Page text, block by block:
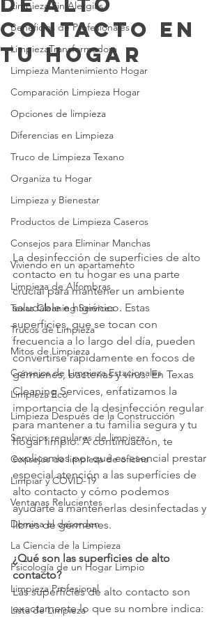
Limpieza Sin Alergias
Beneficios de Profesionales
LimpiezaTransformadora
Limpieza Mantenimiento Hogar
Comparación Limpieza Hogar
Opciones de limpieza
Diferencias en Limpieza
Truco de Limpieza Texano
Organiza tu Hogar
Limpieza y Bienestar
Productos de Limpieza Caseros
Consejos para Eliminar Manchas
Viviendo en un apartamento
Limpieza de Alfombras
Texas Cleaning Services
Trucos de Limpieza
Mitos de Limpieza
Consejos de Limpieza Estacionales
Limpieza Eco
Limpieza Después de la Construcción
Servicios regulares de limpieza
Consejos de limpieza de oficina
Limpiar y COVID-19
Ventanas Relucientes
Domina el desorden
La Ciencia de la Limpieza
Psicología de un Hogar Limpio
Limpieza Profesional
Lista de Limpieza
Contacto en
tu Hogar
La desinfección de superficies de alto
contacto en tu hogar es una parte
crucial para mantener un ambiente
saludable e higiénico. Estas
superficies, que se tocan con
frecuencia a lo largo del día, pueden
convertirse rápidamente en focos de
gérmenes, bacterias y virus. En Texas
Cleaning Services, enfatizamos la
importancia de la desinfección regular
para mantener a tu familia segura y tu
hogar limpio. A continuación, te
explicamos por qué es esencial prestar
especial atención a las superficies de
alto contacto y cómo podemos
ayudarte a mantenerlas desinfectadas y
libres de gérmenes.
¿Qué son las superficies de alto
contacto?
Las superficies de alto contacto son
exactamente lo que su nombre indica: